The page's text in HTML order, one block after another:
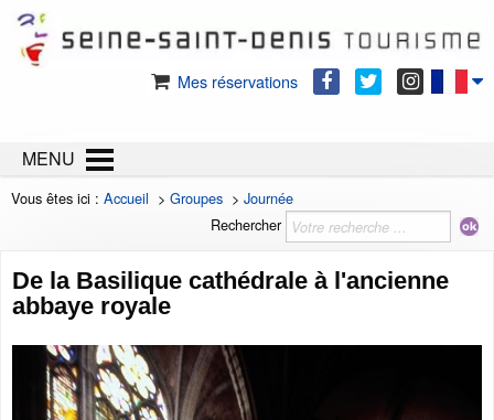
Mes réservations
MENU
Vous êtes ici : Accueil > Groupes > Journée
Rechercher
De la Basilique cathédrale à l'ancienne
abbaye royale